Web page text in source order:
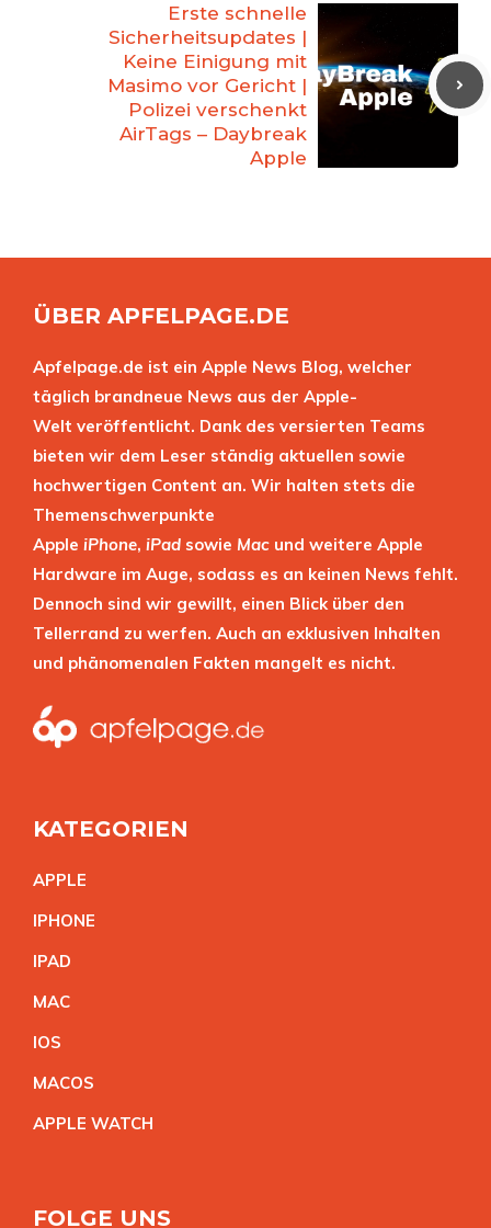
Erste schnelle
Sicherheitsupdates |
Keine Einigung mit
Masimo vor Gericht |
Polizei verschenkt
AirTags – Daybreak
Apple
ÜBER APFELPAGE.DE
Apfelpage.de ist ein Apple News Blog, welcher
täglich brandneue News aus der Apple-
Welt veröffentlicht. Dank des versierten Teams
bieten wir dem Leser ständig aktuellen sowie
hochwertigen Content an. Wir halten stets die
Themenschwerpunkte
Apple iPhone, iPad sowie Mac und weitere Apple
Hardware im Auge, sodass es an keinen News fehlt.
Dennoch sind wir gewillt, einen Blick über den
Tellerrand zu werfen. Auch an exklusiven Inhalten
und phänomenalen Fakten mangelt es nicht.
KATEGORIEN
APPLE
IPHONE
IPAD
MAC
IOS
MACOS
APPLE WATCH
FOLGE UNS